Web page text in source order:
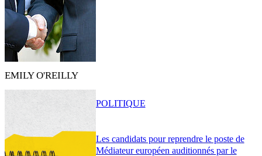
EMILY O'REILLY
Les candidats pour reprendre le poste de
Médiateur européen auditionnés par le
POLITIQUE